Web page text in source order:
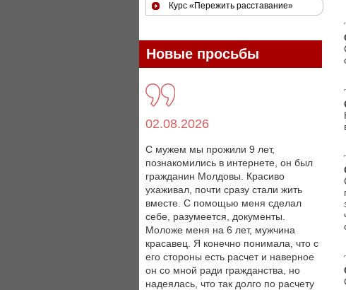
Курс «Пережить расставание»
Новые просьбы
02.08.2026
С мужем мы прожили 9 лет,
познакомились в интернете, он был
гражданин Молдовы. Красиво
ухаживал, почти сразу стали жить
вместе. С помощью меня сделал
себе, разумеется, документы.
Моложе меня на 6 лет, мужчина
красавец. Я конечно понимала, что с
его стороны есть расчет и наверное
он со мной ради гражданства, но
надеялась, что так долго по расчету